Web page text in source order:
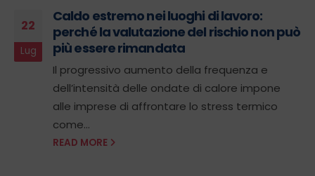
22
Lug
Caldo estremo nei luoghi di lavoro:
perché la valutazione del rischio non può
più essere rimandata
Il progressivo aumento della frequenza e
dell’intensità delle ondate di calore impone
alle imprese di affrontare lo stress termico
come...
READ MORE